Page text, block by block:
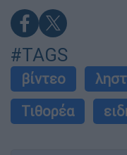
#TAGS
βίντεο
Τιθορέα